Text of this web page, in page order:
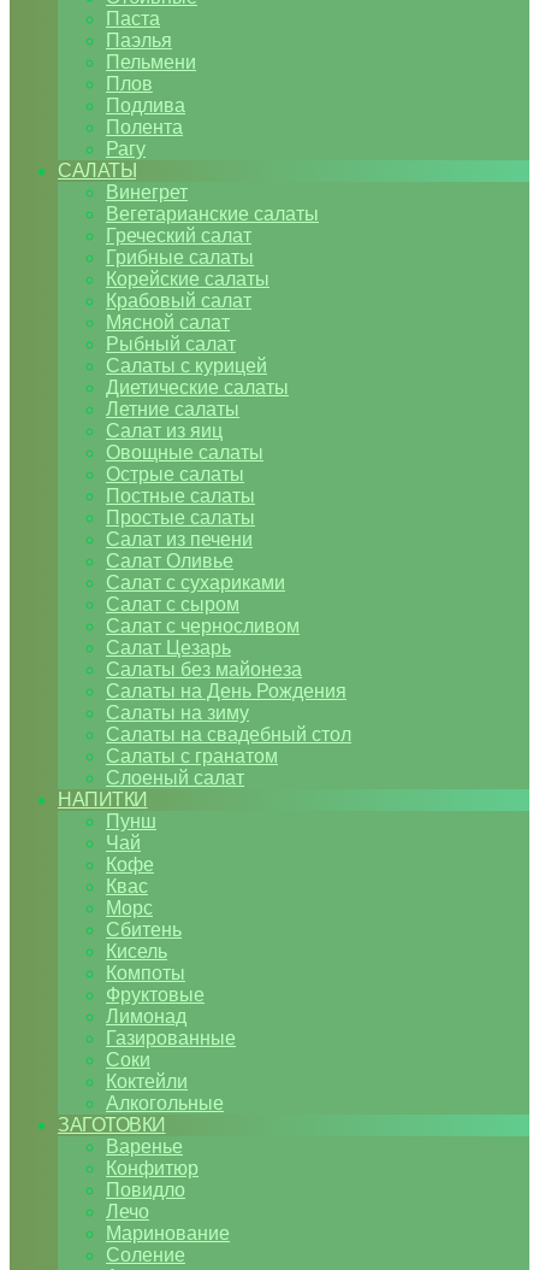
Паста
Паэлья
Пельмени
Плов
Подлива
Полента
Рагу
САЛАТЫ
Винегрет
Вегетарианские салаты
Греческий салат
Грибные салаты
Корейские салаты
Крабовый салат
Мясной салат
Рыбный салат
Салаты с курицей
Диетические салаты
Летние салаты
Салат из яиц
Овощные салаты
Острые салаты
Постные салаты
Простые салаты
Салат из печени
Салат Оливье
Салат с сухариками
Салат с сыром
Салат с черносливом
Салат Цезарь
Салаты без майонеза
Салаты на День Рождения
Салаты на зиму
Салаты на свадебный стол
Салаты с гранатом
Слоеный салат
НАПИТКИ
Пунш
Чай
Кофе
Квас
Морс
Сбитень
Кисель
Компоты
Фруктовые
Лимонад
Газированные
Соки
Коктейли
Алкогольные
ЗАГОТОВКИ
Варенье
Конфитюр
Повидло
Лечо
Маринование
Соление